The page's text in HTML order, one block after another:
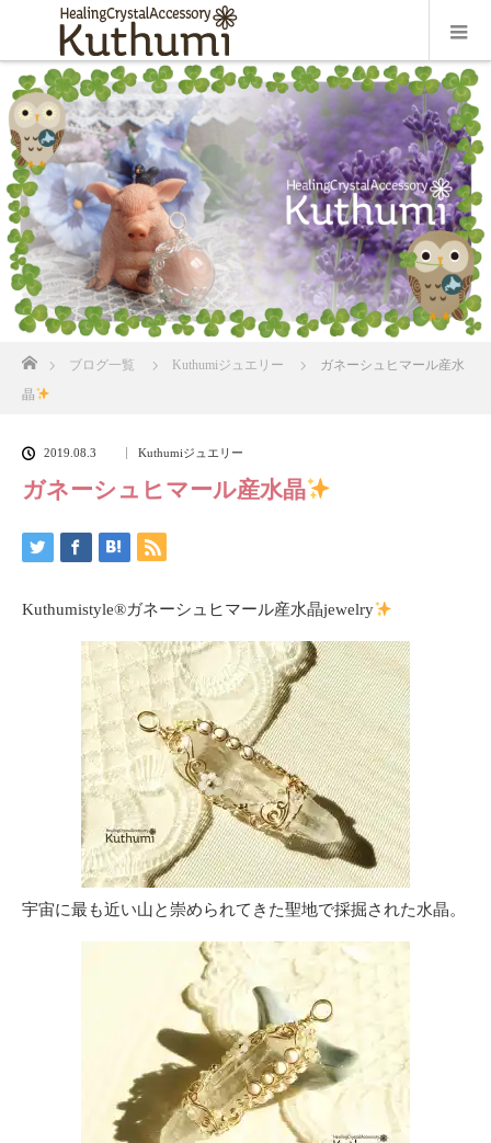
ブログ一覧 Kuthumiジュエリー
ガネーシュヒマール産水
晶
2019.08.3 Kuthumiジュエリー
ガネーシュヒマール産水晶
Kuthumistyle®️ガネーシュヒマール産水晶jewelry
宇宙に最も近い山と崇められてきた聖地で採掘された水晶。